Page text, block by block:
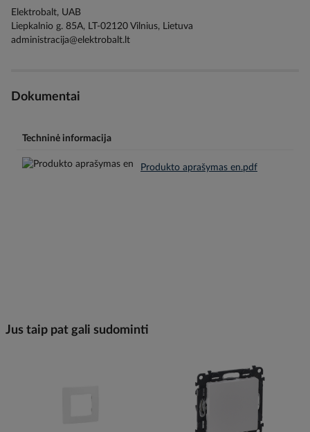
Elektrobalt, UAB
Liepkalnio g. 85A, LT-02120 Vilnius, Lietuva
administracija@elektrobalt.lt
Dokumentai
Techninė informacija
Produkto aprašymas en.pdf
Jus taip pat gali sudominti